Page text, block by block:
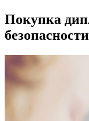
Покупка